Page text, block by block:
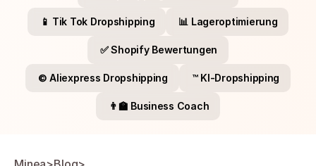
📱 Tik Tok Dropshipping 📊 Lageroptimierung
✅ Shopify Bewertungen
©️ Aliexpress Dropshipping ™️ KI-Dropshipping
👨‍🏫 Business Coach